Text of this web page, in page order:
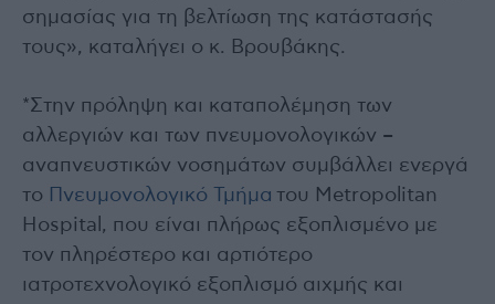
σημασίας για τη βελτίωση της κατάστασής
τους», καταλήγει ο κ. Βρουβάκης.
*Στην πρόληψη και καταπολέμηση των
αλλεργιών και των πνευμονολογικών –
αναπνευστικών νοσημάτων συμβάλλει ενεργά
το
Πνευμονολογικό Τμήμα του Metropolitan
Hospital, που είναι πλήρως εξοπλισμένο με
τον πληρέστερο και αρτιότερο
ιατροτεχνολογικό εξοπλισμό αιχμής και